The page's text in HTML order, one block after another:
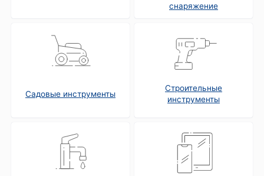
снаряжение
Садовые инструменты
Строительные
инструменты